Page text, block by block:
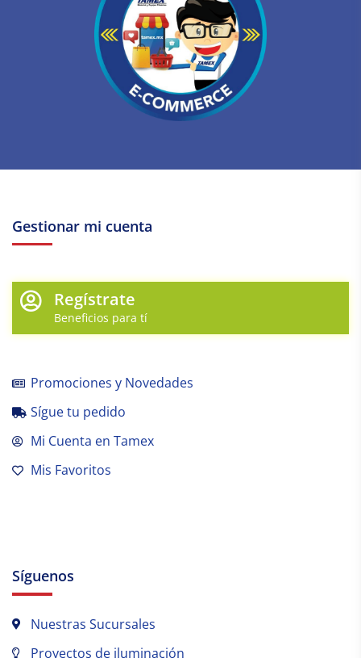
Gestionar mi cuenta
Regístrate
Beneficios para tí
Promociones y Novedades
Sígue tu pedido
Mi Cuenta en Tamex
Mis Favoritos
Síguenos
Nuestras Sucursales
Proyectos de iluminación